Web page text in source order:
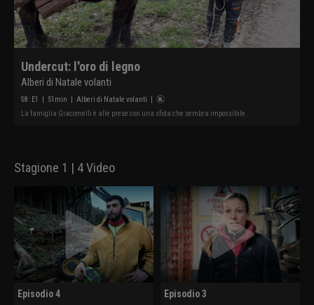
Undercut: l'oro di legno
Alberi di Natale volanti
S8 : E1 | 51 min | Alberi di Natale volanti |
La famiglia Giacomelli è alle prese con una sfida che sembra impossibile.
Stagione 1 | 4 Video
Episodio 4 Episodio 3